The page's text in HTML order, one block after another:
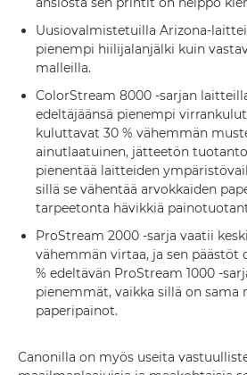
Uusiovalmistetuilla Arizona-
pienempi hiilijalanjälki kuin
malleilla.
ColorStream 8000 -sarjan
edeltäjäänsä pienempi
kuluttavat 30 % vähemmän
ainutlaatuinen, jätteetön
pienentää laitteiden
sillä se vähentää arvokkaiden
tarpeetonta hävikkiä
ProStream 2000 -sarja vaatii
vähemmän virtaa, ja sen päästöt
% edeltävän ProStream 1000 -
pienemmät, vaikka sillä on sama
paperipainot.
Canonilla on myös useita